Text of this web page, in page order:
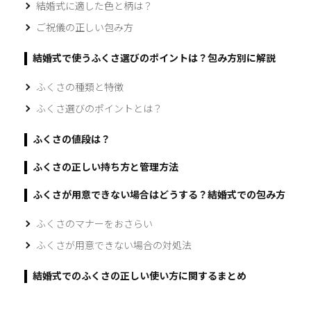
結婚式に適した色と柄は？
ご祝儀の正しい包み方
結婚式で使うふくさ選びのポイントは？包み方別に解説
ふくさの種類と特徴
ふくさ選びのポイントとは？
ふくさの値段は？
ふくさの正しい持ち方と管理方法
ふくさが用意できない場合はどうする？結婚式での包み方
ふくさのマナーをおさらい
ふくさが用意できない場合の対処法
結婚式でのふくさの正しい使い方に関するまとめ